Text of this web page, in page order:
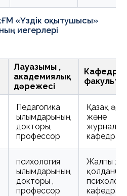
«Үздік оқытушысы»
иегерлері
Лауазымы ,
академиялық
дәрежесі
Кафедра ,
Педагогика
ғылымдарының
докторы,
профессор
Қазақ
және
психология
ғылымдарының
докторы ,
профессор
Жалпы